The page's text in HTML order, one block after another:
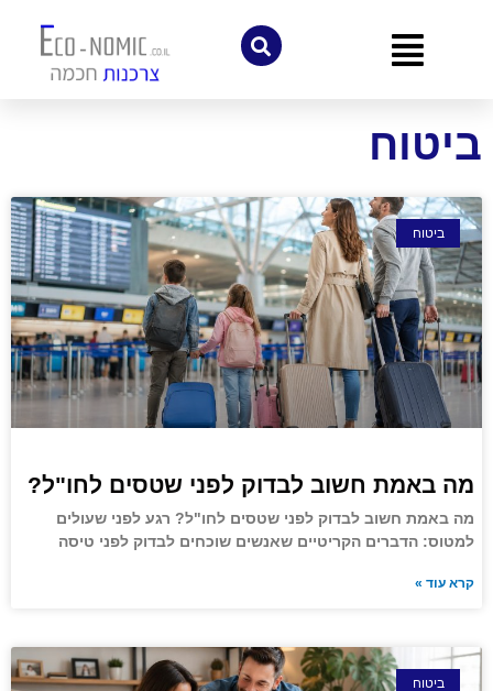
ביטוח
ביטוח
מה באמת חשוב לבדוק לפני שטסים לחו"ל?
מה באמת חשוב לבדוק לפני שטסים לחו"ל? רגע לפני שעולים
למטוס: הדברים הקריטיים שאנשים שוכחים לבדוק לפני טיסה
קרא עוד »
ביטוח